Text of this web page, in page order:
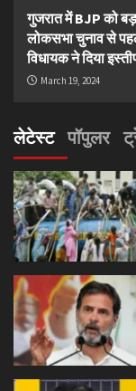
गुजरात में BJP को
लोकसभा चुनाव से
विधायक ने दिया
March 19, 2024
लेटेस्ट पॉपुलर